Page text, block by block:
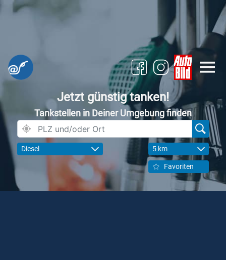
Jetzt günstig tanken!
Tankstellen in Deiner Umgebung finden
Diesel 5 km
Favoriten